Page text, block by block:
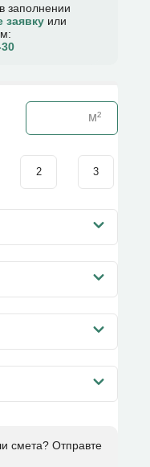
заполнении
заявку или
2 3
смета? Отправте